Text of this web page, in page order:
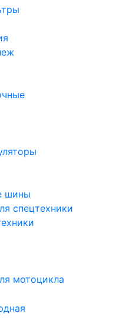
шины
спецтехники
мотоцикла